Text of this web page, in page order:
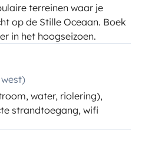
terreinen waar je
op de Stille Oceaan. Boek
in het hoogseizoen.
water, riolering),
strandtoegang, wifi